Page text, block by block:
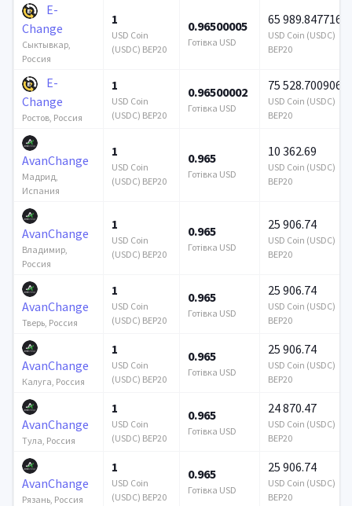
E-
Change
Сыктывкар,
Россия
1
USD Coin
(USDC) BEP20
0.96500005
Готівка USD
65 989.847716
USD Coin (USDC)
BEP20
E-
Change
Ростов, Россия
1
USD Coin
(USDC) BEP20
0.96500002
Готівка USD
75 528.700906
USD Coin (USDC)
BEP20
AvanChange
Мадрид,
Испания
1
USD Coin
(USDC) BEP20
0.965
Готівка USD
10 362.69
USD Coin (USDC)
BEP20
AvanChange
Владимир,
Россия
1
USD Coin
(USDC) BEP20
0.965
Готівка USD
25 906.74
USD Coin (USDC)
BEP20
AvanChange
Тверь, Россия
1
USD Coin
(USDC) BEP20
0.965
Готівка USD
25 906.74
USD Coin (USDC)
BEP20
AvanChange
Калуга, Россия
1
USD Coin
(USDC) BEP20
0.965
Готівка USD
25 906.74
USD Coin (USDC)
BEP20
AvanChange
Тула, Россия
1
USD Coin
(USDC) BEP20
0.965
Готівка USD
24 870.47
USD Coin (USDC)
BEP20
AvanChange
Рязань, Россия
1
USD Coin
(USDC) BEP20
0.965
Готівка USD
25 906.74
USD Coin (USDC)
BEP20